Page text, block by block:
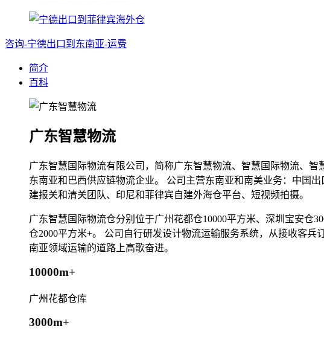
咨询-宁德出口到东南亚-运费
简介
百科
广东智慧物流
广东智慧国际物流有限公司，简称广东智慧物流、智慧国际物流、
东南亚和巴西供应链物流企业。 公司主营东南亚和南美业务：中国
建报关和清关团队、印尼和菲律宾自建外海仓平台、短视频拍摄。
广东智慧国际物流仓分别位于广州花都仓10000平方米、深圳宝安仓
仓2000平方米+。 公司自行研发设计物流运输服务系统，从接收客
南亚领域运输的道路上高歌奋进。
10000m+
广州花都仓库
3000m+